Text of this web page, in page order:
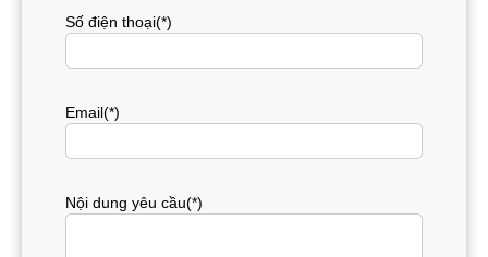
Số điện thoại(*)
Email(*)
Nội dung yêu cầu(*)